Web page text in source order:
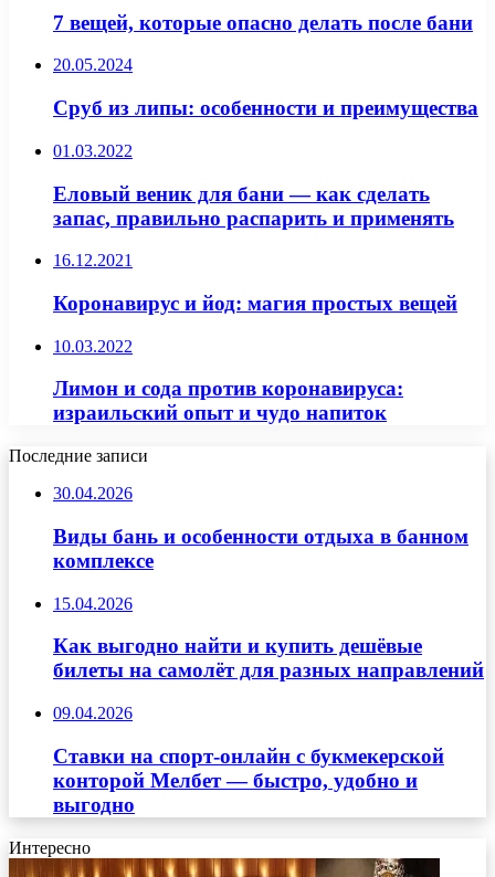
7 вещей, которые опасно делать после бани
20.05.2024
Сруб из липы: особенности и преимущества
01.03.2022
Еловый веник для бани — как сделать
запас, правильно распарить и применять
16.12.2021
Коронавирус и йод: магия простых вещей
10.03.2022
Лимон и сода против коронавируса:
израильский опыт и чудо напиток
Последние записи
30.04.2026
Виды бань и особенности отдыха в банном
комплексе
15.04.2026
Как выгодно найти и купить дешёвые
билеты на самолёт для разных направлений
09.04.2026
Ставки на спорт-онлайн с букмекерской
конторой Мелбет — быстро, удобно и
выгодно
Интересно